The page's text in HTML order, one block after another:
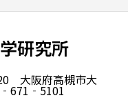
研究所
大阪府高槻市大